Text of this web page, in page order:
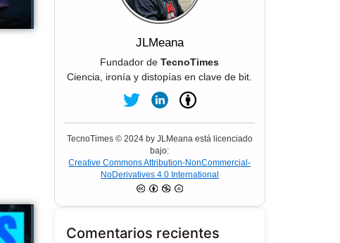
JLMeana
Fundador deTecnoTimes
Ciencia, ironía y distopías en clave de bit.
TecnoTimes © 2024 by JLMeana está licenciado
bajo:
Creative Commons Attribution-NonCommercial-
NoDerivatives 4.0 International
Comentarios recientes